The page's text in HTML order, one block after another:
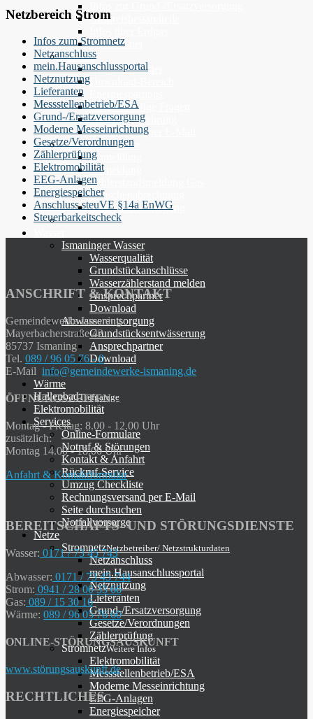
Gaspreisbestandteile
Tarifrechner
Service
Ansprechpartner
Download-Bereich
FAQ - Häufige Fragen
Widerrufsbelehrung
Rechnungen per E-Mail
Online-Formulare
Anmeldung
Abmeldung
Zählerstandsmeldung Gas
Zwischenabrechnung
Einzugsermächtigung
Ismaninger Wasser
Wasserqualität
Grundstückanschlüsse
Wasserzählerstand melden
Ansprechpartner
Download
Abwasserentsorgung
Grundstücksentwässerung
Ansprechpartner
Download
Wärme
HallenbadTiefgarage
Elektromobilität
Services
Online-Formulare
Notruf & Störungen
Kontakt & Anfahrt
Rückruf-Service
Umzug Checkliste
Rechnungsversand per E-Mail
Seite durchsuchen
Notfallvorsorge
Netze
StromnetzNetzbetreiber/ Netzstrukturdaten
Netzanschluss
mein.Hausanschlussportal
Netznutzung
Lieferanten
Grund-/Ersatzversorgung
Gesetze/Verordnungen
Zählerprüfung
StromnetzWeitere Infos
Elektromobilität
Messstellenbetrieb/ESA
Moderne Messeinrichtung
EEG-Anlagen
Energiespeicher
Netzbereich Strom
Infos zum Stromnetz
Netzanschluss
mein.Hausanschlussportal
Netznutzung
Lieferanten
Messstellenbetrieb/ESA
Grund-/Ersatzversorgung
Moderne Messeinrichtung
Gesetze/Verordnungen
Zählerprüfung
Elektromobilität
EEG-Anlagen
Energiespeicher
Anschluss steuVE §14a EnWG
Steuerbarkeitscheck
ANSCHRIFT & KONTAKT
Gemeindewerke Ismaning
Mayerbacherstraße 42
85737 Ismaning
Tel. 089 / 96 05 76 - 0
E-Mail info@gemeindewerke-ismaning.de
ÖFFNUNGSZEITEN
Montag - Freitag: 8.00 - 12.00 Uhr
zusätzlich:
Montag 14.00 - 18.00 Uhr
Anfahrt & Kontaktformular
BEREITSCHAFTS- UND STÖRUNGSDIENSTE
Wasser: 0171 / 73 45 743
Abwasser: 0171 / 73 45 744
Strom: 0941 / 28 00 33 66
Gas: 089 / 15 30 16
Wärme: 089 / 96 05 76 60
ONLINE-STÖRUNGSAUSKUNFT
www.störungsauskunft.de
RECHTLICHES